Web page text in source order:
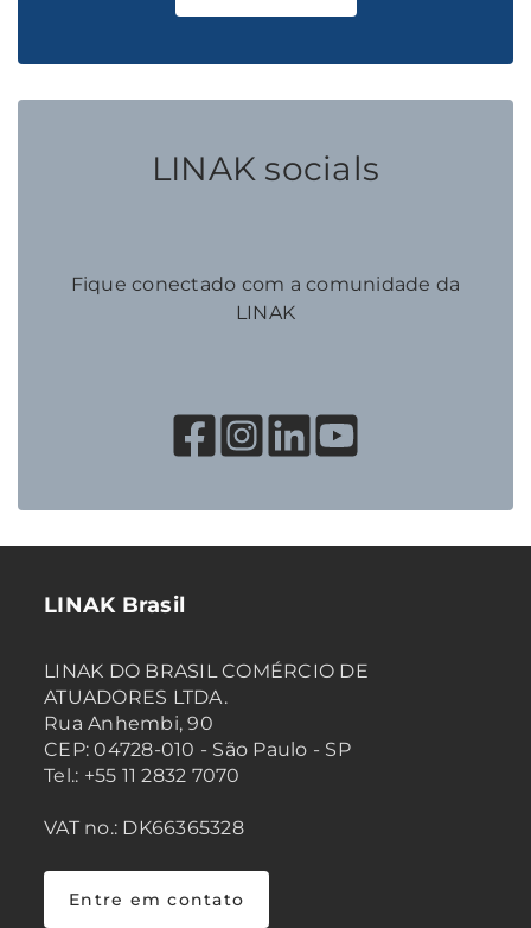
LINAK socials
Fique conectado com a comunidade da
LINAK
LINAK Brasil
LINAK DO BRASIL COMÉRCIO DE
ATUADORES LTDA.
Rua Anhembi, 90
CEP: 04728-010 - São Paulo - SP
Tel.: +55 11 2832 7070
VAT no.: DK66365328
Entre em contato